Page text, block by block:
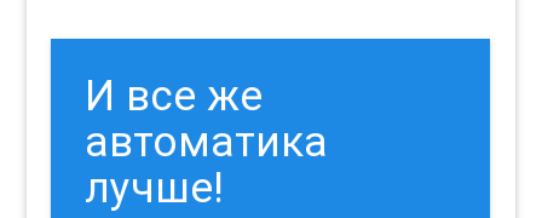
И все же
автоматика
лучше!